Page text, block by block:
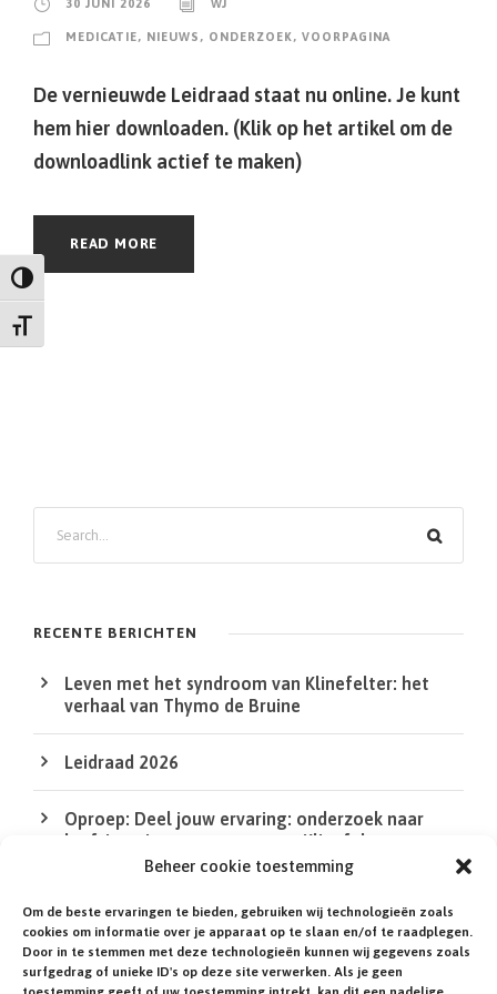
Beheer cookie toestemming
Om de beste ervaringen te bieden, gebruiken wij technologieën zoals
cookies om informatie over je apparaat op te slaan en/of te raadplegen.
Door in te stemmen met deze technologieën kunnen wij gegevens zoals
surfgedrag of unieke ID's op deze site verwerken. Als je geen
Keuze voor hoog contrast
Kies grootte van het lettertype
30 JUNI 2026 WJ
MEDICATIE, NIEUWS , ONDERZOEK , VOORPAGINA
De vernieuwde Leidraad staat nu online. Je kunt
hem hier downloaden. (Klik op het artikel om de
downloadlink actief te maken)
READ MORE
n
RECENTE BERICHTEN
Leven met het syndroom van Klinefelter: het
verhaal van Thymo de Bruine
Leidraad 2026
Oproep: Deel jouw ervaring: onderzoek naar
leefsituatie van mensen met Klinefelter en
DSD/intersekse
De QR Code in de XS bij de agenda werkt niet
Heb jij of een familielid een zeldzame of niet-